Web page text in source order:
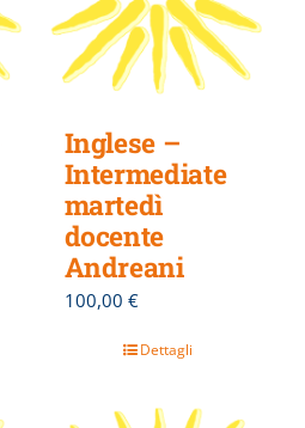
Inglese –
Intermediate
martedì
docente
Andreani
100,00 €
Dettagli